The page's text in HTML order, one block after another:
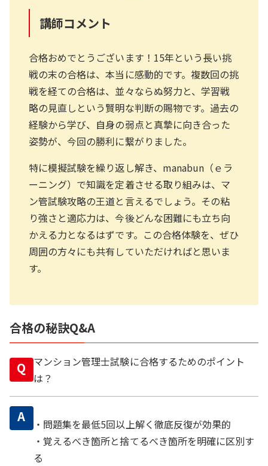
講師コメント
合格おめでとうございます！15年という長い挑
戦の末の合格は、本当に感動的です。複数回の挑
戦を経ての合格は、並々ならぬ努力と、学習戦
略の見直しという賢明な判断の賜物です。過去の
経験から学び、自身の弱点と真摯に向き合った
姿勢が、今回の勝利に繋がりました。
特に模擬試験を繰り返し解き、manabun（ｅラ
ーニング）で知識を定着させる取り組みは、マ
ン管試験攻略の王道と言えるでしょう。その粘
り強さと適応力は、今後どんな困難にも立ち向
かえる力となるはずです。この合格体験を、ぜひ
周囲の方々にも共有していただければと思いま
す。
合格の秘訣Q&A
Q
マンション管理士試験に合格するためのポイント
は？
A
・問題集を最低5回以上解く徹底反復が効果的
・覚えるべき箇所と捨てるべき箇所を明確に区別す
る